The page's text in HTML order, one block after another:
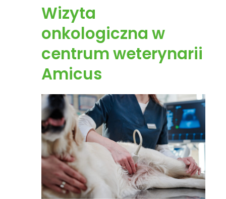
Wizyta
onkologiczna w
centrum weterynarii
Amicus